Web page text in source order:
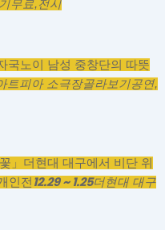
무료,전시
국노이 남성 중창단의 따뜻
트피아 소극장골라보기공연,
」
더현대 대구에서 비단 위
인전 12.29 ~ 1.25더현대 대구